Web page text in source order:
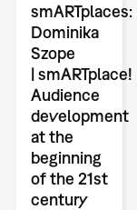
smARTplaces:
Dominika
Szope
| smARTplace!
Audience
development
at the
beginning
of the 21st
century